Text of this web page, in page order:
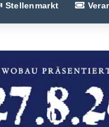
Stellenmarkt